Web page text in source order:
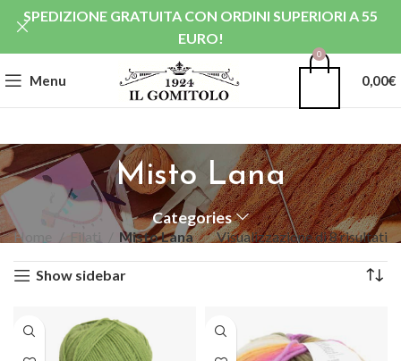
Menu
0
0,00€
Misto Lana
Categories
Home Filati Misto Lana Visualizzazione di 8 risultati
Show sidebar
SPEDIZIONE GRATUITA CON ORDINI SUPERIORI A 55
EURO!